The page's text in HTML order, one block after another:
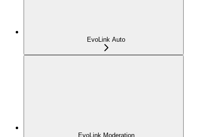
EvoLink Auto
EvoLink Moderation